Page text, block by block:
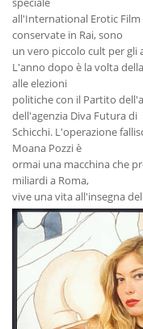
all'International Erotic Film
conservate in Rai, sono
un vero piccolo cult per
L'anno dopo è la volta
alle elezioni
politiche con il Partito
dell'agenzia Diva Futura di
Schicchi. L'operazione
Moana Pozzi è
ormai una macchina che
miliardi a Roma,
vive una vita all'insegna